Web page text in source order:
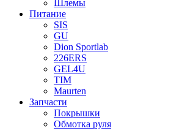
Шлемы
Питание
SIS
GU
Dion Sportlab
226ERS
GEL4U
TIM
Maurten
Запчасти
Покрышки
Обмотка руля